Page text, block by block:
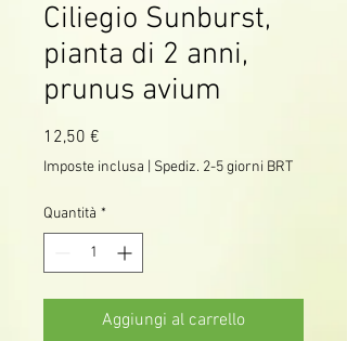
Ciliegio Sunburst,
pianta di 2 anni,
prunus avium
12,50 €
Imposte inclusa | Spediz. 2-5 giorni BRT
Quantità *
Aggiungi al carrello